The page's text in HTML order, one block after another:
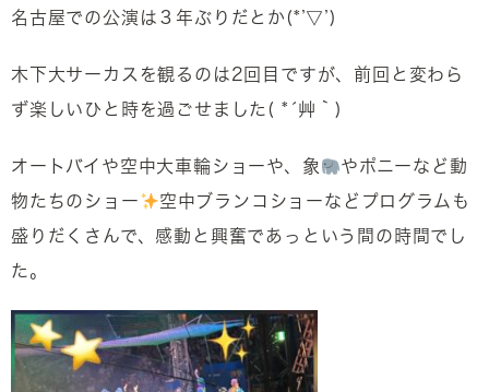
名古屋での公演は３年ぶりだとか(*’▽’)
木下大サーカスを観るのは2回目ですが、前回と変わら
ず楽しいひと時を過ごせました( *´艸｀)
オートバイや空中大車輪ショーや、象
やポニーなど動
物たちのショー
空中ブランコショーなどプログラムも
盛りだくさんで、感動と興奮であっという間の時間でし
た。